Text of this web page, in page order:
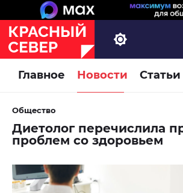
Главное Новости Статьи
Общество
Диетолог перечислила
проблем со здоровьем